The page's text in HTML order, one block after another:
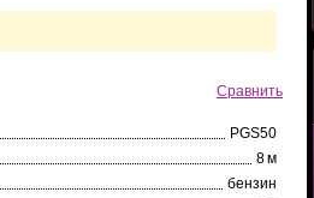
Сравнить
PGS50
8 м
бензин